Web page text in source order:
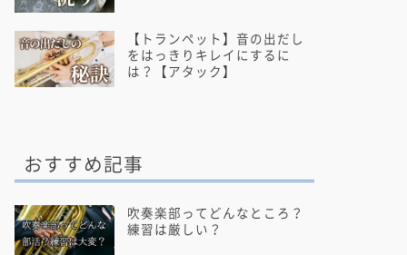
【トランペット】音の出だし
をはっきりキレイにするに
は？【アタック】
おすすめ記事
吹奏楽部ってどんなところ？
練習は厳しい？